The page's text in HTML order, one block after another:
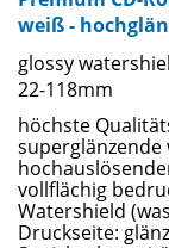
weiß -
glossy
22-118mm
höchste
vollflächig
Watershield
Druckseite: